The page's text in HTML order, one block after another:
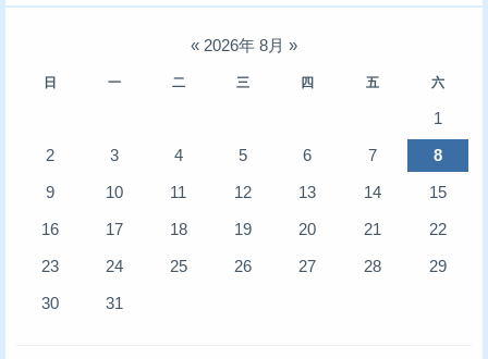
« 2026年 8月 »
日 一 二 三 四 五 六
1
2
3 4 5 6 7
8
9
10 11 12 13 14
15
16
17 18 19 20 21
22
23
24 25 26 27 28
29
30
31